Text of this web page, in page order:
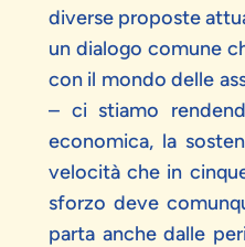
diverse proposte
un dialogo comune
con il mondo delle
– ci stiamo
economica, la
velocità che in
sforzo deve
parta anche dalle